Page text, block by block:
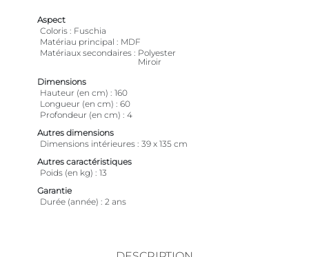
Aspect
Coloris
Fuschia
Matériau principal
MDF
Matériaux secondaires
Polyester
Miroir
Dimensions
Hauteur (en cm)
160
Longueur (en cm)
60
Profondeur (en cm)
4
Autres dimensions
Dimensions intérieures 39 x 135 cm
Autres caractéristiques
Poids (en kg)
13
Garantie
Durée (année)
2 ans